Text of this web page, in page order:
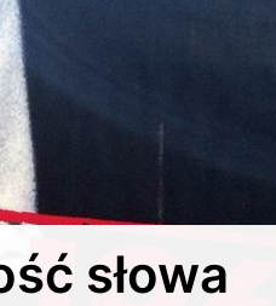
słowa